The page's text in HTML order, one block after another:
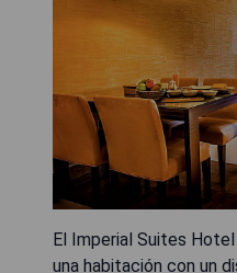
El Imperial Suites
una habitación con un